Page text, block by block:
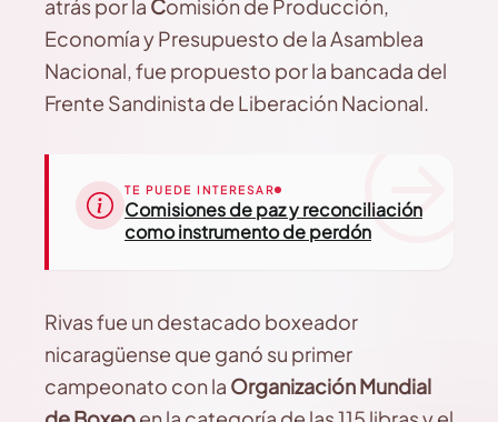
atrás por la Comisión de Producción,
Economía y Presupuesto de la Asamblea
Nacional, fue propuesto por la bancada del
Frente Sandinista de Liberación Nacional.
TE PUEDE INTERESAR
Comisiones de paz y reconciliación
como instrumento de perdón
Rivas fue un destacado boxeador
nicaragüense que ganó su primer
campeonato con la Organización Mundial